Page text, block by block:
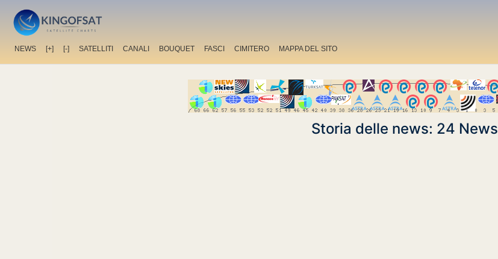
NEWS [+] [-] SATELLITI CANALI BOUQUET FASCI CIMITERO MAPPA DEL SITO
Storia delle news: 24 News